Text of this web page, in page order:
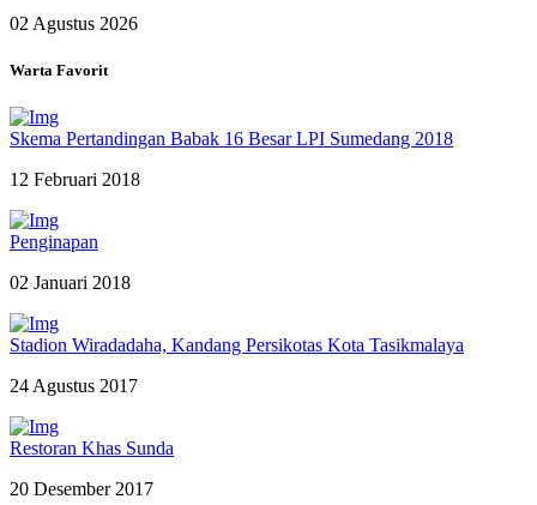
02 Agustus 2026
Warta Favorit
Skema Pertandingan Babak 16 Besar LPI Sumedang 2018
12 Februari 2018
Penginapan
02 Januari 2018
Stadion Wiradadaha, Kandang Persikotas Kota Tasikmalaya
24 Agustus 2017
Restoran Khas Sunda
20 Desember 2017